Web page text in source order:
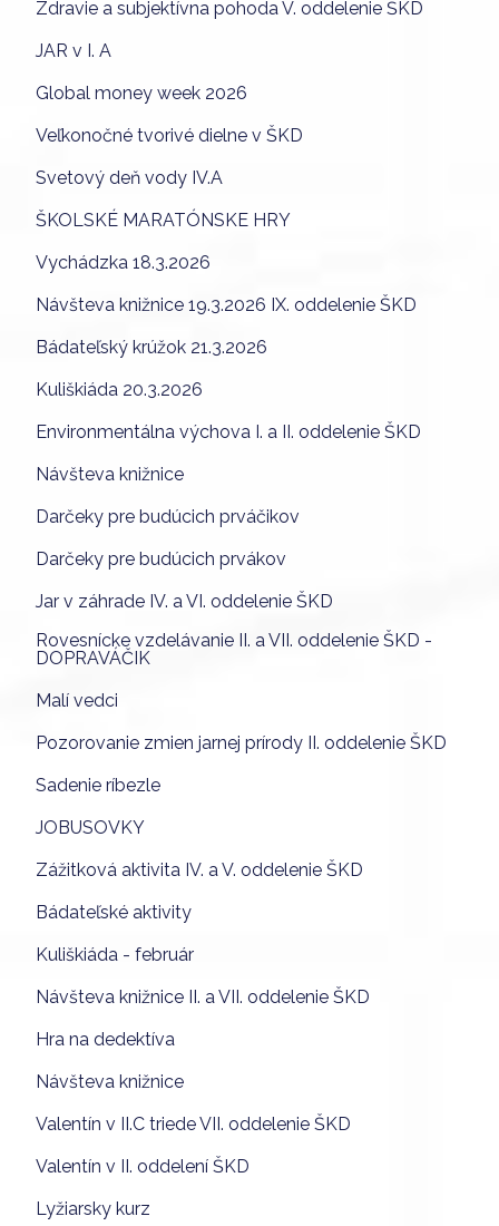
Zdravie a subjektívna pohoda V. oddelenie ŠKD
JAR v I. A
Global money week 2026
Veľkonočné tvorivé dielne v ŠKD
Svetový deň vody IV.A
ŠKOLSKÉ MARATÓNSKE HRY
Vychádzka 18.3.2026
Návšteva knižnice 19.3.2026 IX. oddelenie ŠKD
Bádateľský krúžok 21.3.2026
Kuliškiáda 20.3.2026
Environmentálna výchova I. a II. oddelenie ŠKD
Návšteva knižnice
Darčeky pre budúcich prváčikov
Darčeky pre budúcich prvákov
Jar v záhrade IV. a VI. oddelenie ŠKD
Rovesnícke vzdelávanie II. a VII. oddelenie ŠKD -
DOPRAVÁČIK
Malí vedci
Pozorovanie zmien jarnej prírody II. oddelenie ŠKD
Sadenie ríbezle
JOBUSOVKY
Zážitková aktivita IV. a V. oddelenie ŠKD
Bádateľské aktivity
Kuliškiáda - február
Návšteva knižnice II. a VII. oddelenie ŠKD
Hra na dedektíva
Návšteva knižnice
Valentín v II.C triede VII. oddelenie ŠKD
Valentín v II. oddelení ŠKD
Lyžiarsky kurz